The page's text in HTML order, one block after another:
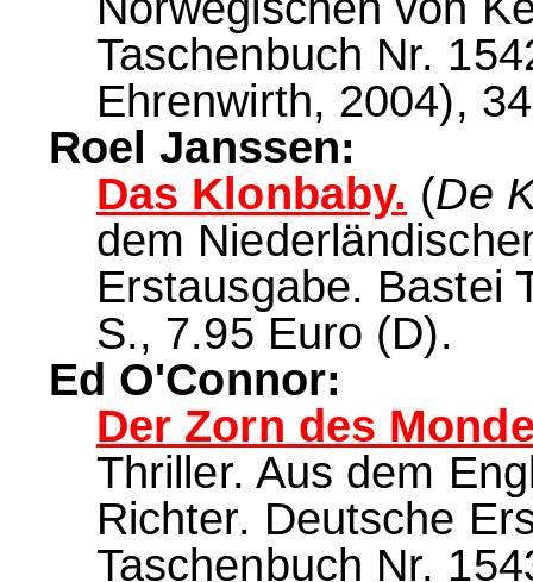
Taschenbuch Nr.
Ehrenwirth, 2004),
Roel Janssen:
Das Klonbaby. (De
dem
Erstausgabe. Bastei
S., 7.95 Euro (D).
Ed O'Connor:
Der Zorn des
Thriller. Aus dem
Richter. Deutsche
Taschenbuch Nr.